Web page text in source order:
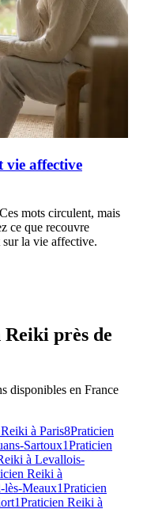
vie affective
mots circulent, mais
ce que recouvre
sur la vie affective.
près de
disponibles en France
à Paris8Praticien
Sartoux1Praticien
à Levallois-
Reiki à
lès-Meaux1Praticien
1Praticien Reiki à